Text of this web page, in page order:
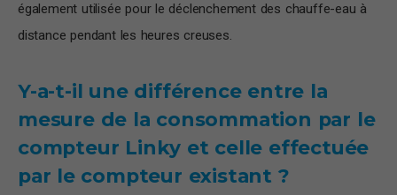
également utilisée pour le déclenchement des chauffe-eau à
distance pendant les heures creuses.
Y-a-t-il une différence entre la
mesure de la consommation par le
compteur Linky et celle effectuée
par le compteur existant ?